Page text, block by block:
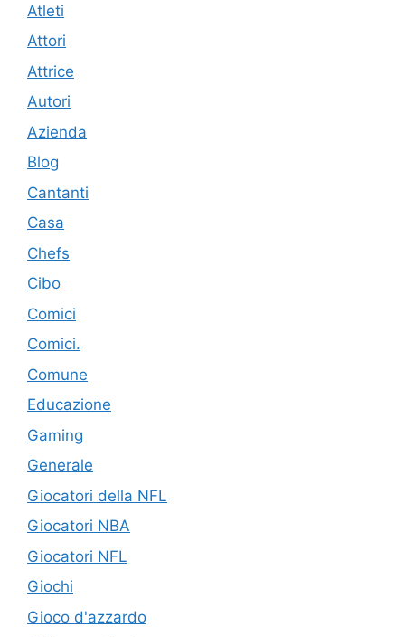
Atleti
Attori
Attrice
Autori
Azienda
Blog
Cantanti
Casa
Chefs
Cibo
Comici
Comici.
Comune
Educazione
Gaming
Generale
Giocatori della NFL
Giocatori NBA
Giocatori NFL
Giochi
Gioco d'azzardo